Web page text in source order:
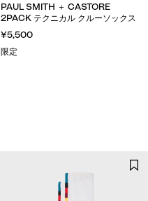
PAUL SMITH ＋ CASTORE
2PACK テクニカル クルーソックス
¥5,500
限定